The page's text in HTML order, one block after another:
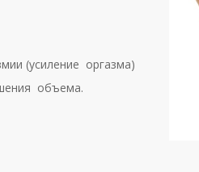
(усиление оргазма)
объема.